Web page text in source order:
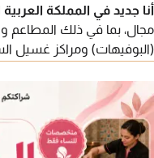
أنا جديد في المملكة
مجال، بما في ذلك المطاعم
(البوفيهات) ومراكز غسيل